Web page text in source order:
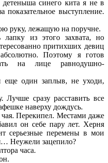
синего кита я не в
показательное выступление.
руку, лежащую на поручне.
из этого захвата, но
притихших девиц
Поэтому я готов
на лице равнодушно-
один заплыв, не уходи,
сразу расставить все
наверху дождусь.
Перекипел. Местами даже
он себе пару лет. Херня
серьезные перемены в мои
Неужели зацепило?
часа.